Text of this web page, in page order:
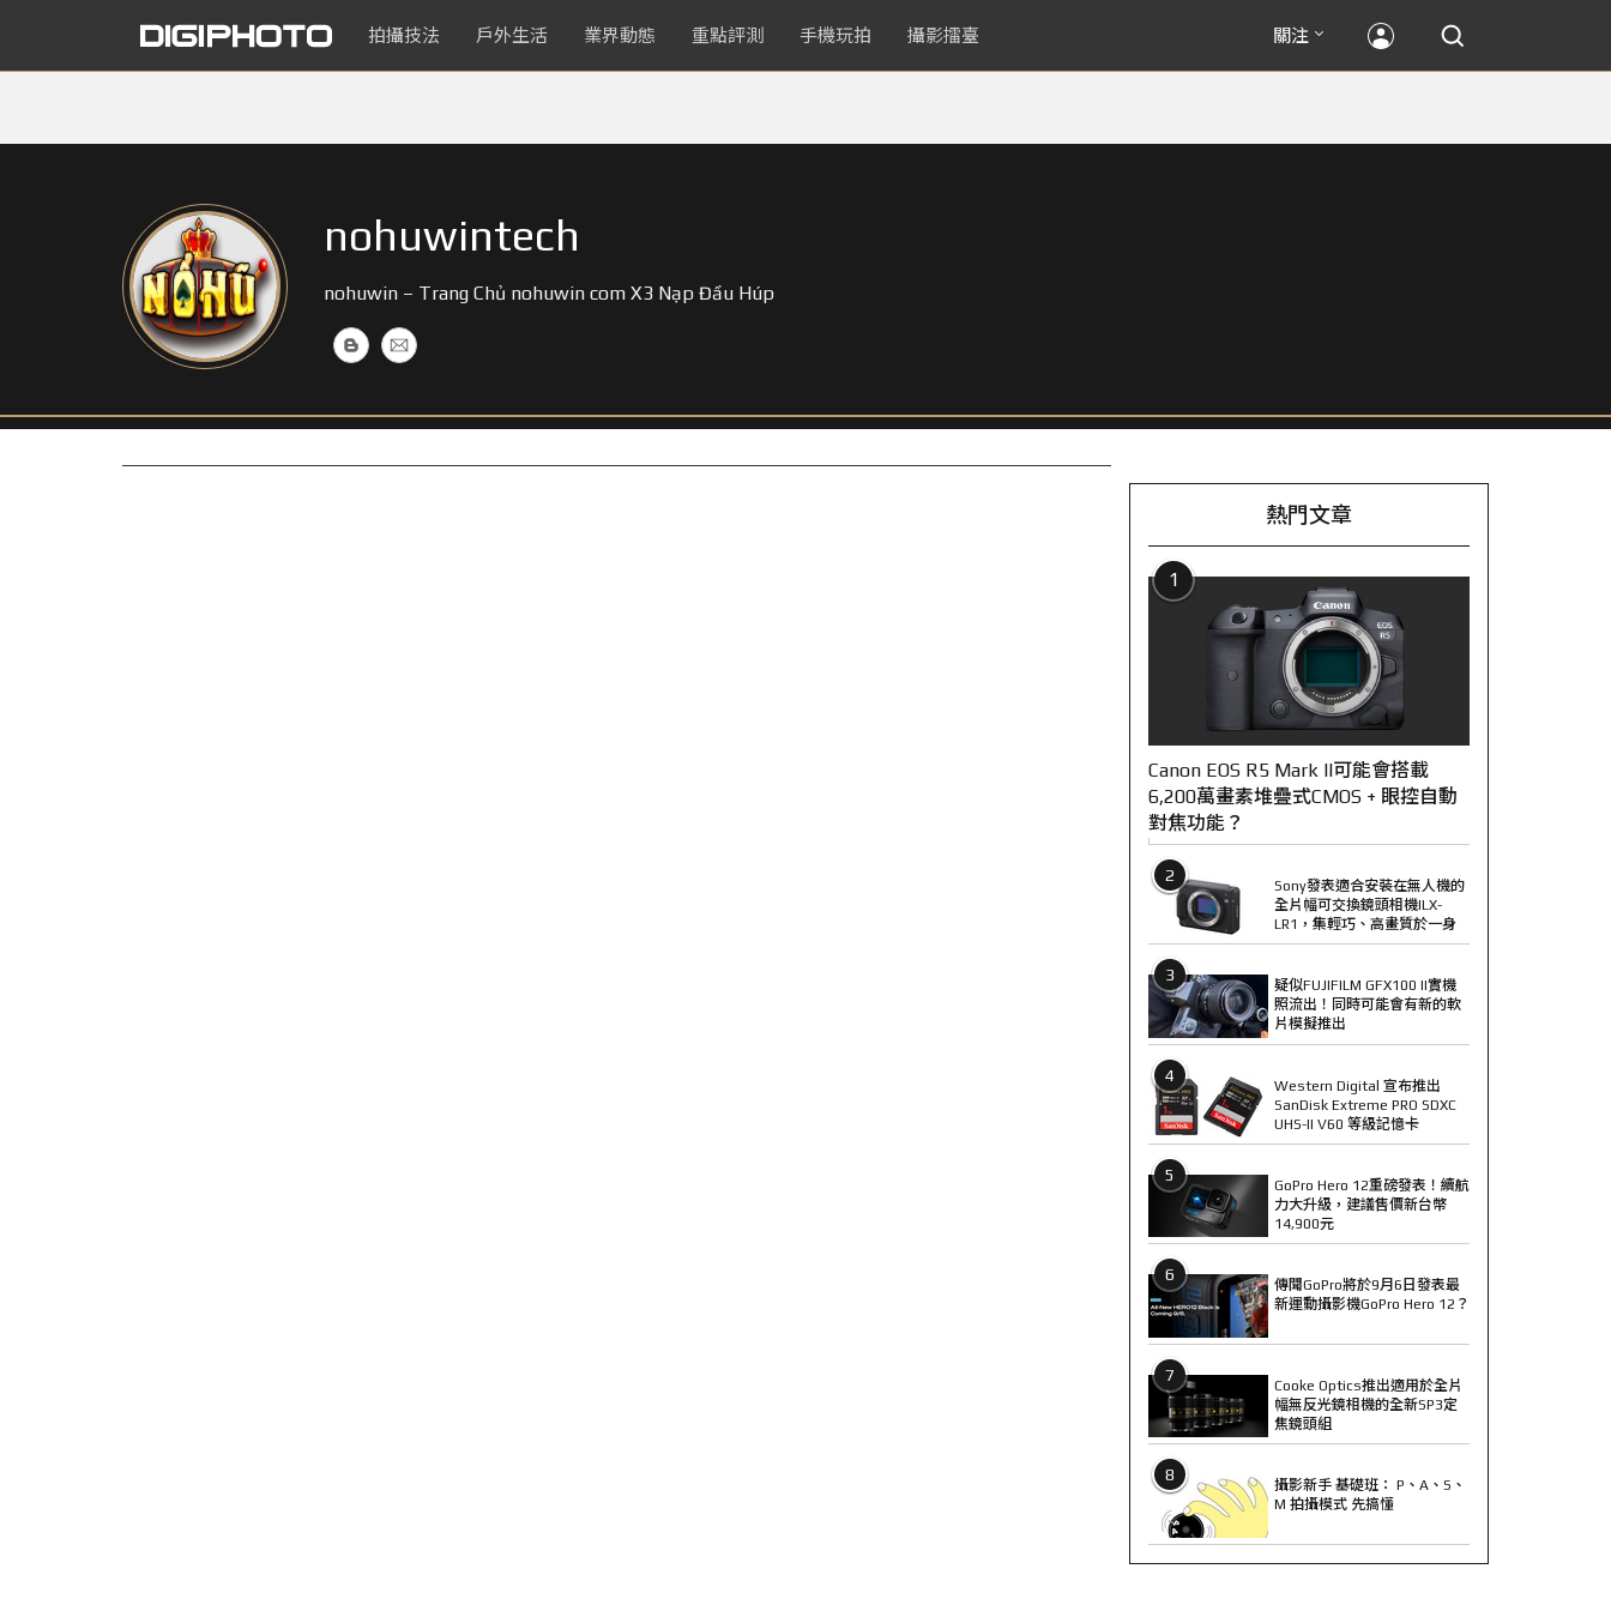
拍攝技法 戶外生活 業界動態 重點評測 手機玩拍 攝影擂臺 關注
nohuwintech
nohuwin – Trang Chủ nohuwin com X3 Nạp Đầu Húp
熱門文章
1
Canon EOS R5 Mark II可能會搭載
6,200萬畫素堆疊式CMOS + 眼控自動
對焦功能？
2
Sony發表適合安裝在無人機的
全片幅可交換鏡頭相機ILX-
LR1，集輕巧、高畫質於一身
3
疑似FUJIFILM GFX100 II實機
照流出！同時可能會有新的軟
片模擬推出
4
Western Digital 宣布推出
SanDisk Extreme PRO SDXC
UHS-II V60 等級記憶卡
5
GoPro Hero 12重磅發表！續航
力大升級，建議售價新台幣
14,900元
6
傳聞GoPro將於9月6日發表最
新運動攝影機GoPro Hero 12？
7
Cooke Optics推出適用於全片
幅無反光鏡相機的全新SP3定
焦鏡頭組
8
攝影新手 基礎班： P、A、S、
M 拍攝模式 先搞懂